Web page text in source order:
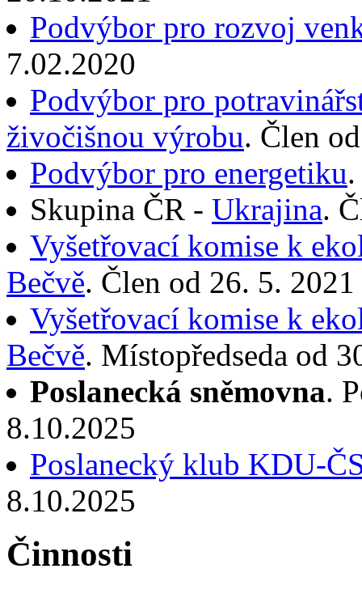
Podvýbor pro rozvoj
7.02.2020
Podvýbor pro
živočišnou výrobu. Člen
Podvýbor pro energetiku
Skupina ČR - Ukrajina.
Vyšetřovací komise k
Bečvě. Člen od 26. 5.
Vyšetřovací komise k
Bečvě. Místopředseda od
Poslanecká sněmovna.
8.10.2025
Poslanecký klub KDU-
8.10.2025
Činnosti